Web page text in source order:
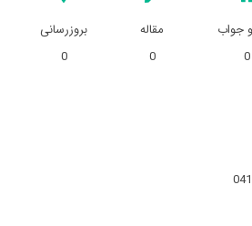
جواب
0
مقاله
0
بروزرسانی
0